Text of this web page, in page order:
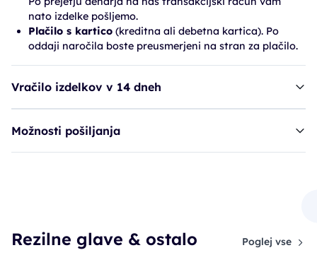
nato izdelke pošljemo.
Plačilo s kartico (kreditna ali debetna kartica). Po
oddaji naročila boste preusmerjeni na stran za plačilo.
Vračilo izdelkov v 14 dneh
Možnosti pošiljanja
Rezilne glave & ostalo Poglej vse